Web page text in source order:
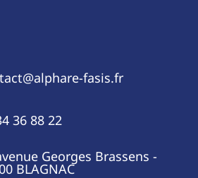
fasis.fr
36 88 22
Georges Brassens -
BLAGNAC